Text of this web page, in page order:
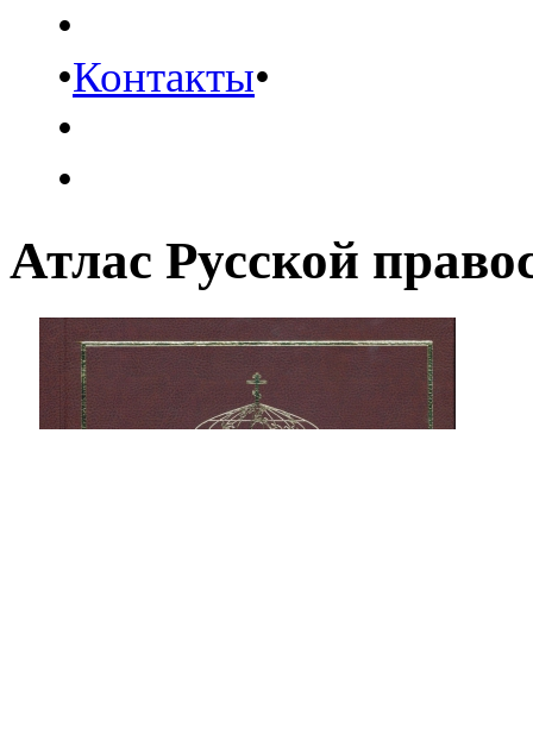
•
•Контакты•
•
•
Атлас Русской